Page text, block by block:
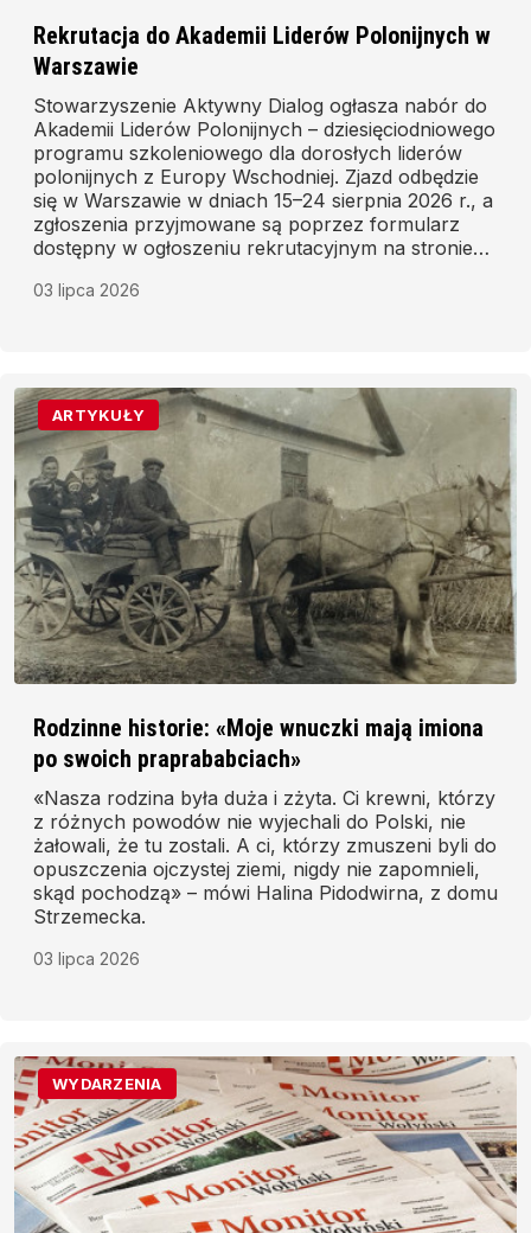
Rekrutacja do Akademii Liderów Polonijnych w
Warszawie
Stowarzyszenie Aktywny Dialog ogłasza nabór do
Akademii Liderów Polonijnych – dziesięciodniowego
programu szkoleniowego dla dorosłych liderów
polonijnych z Europy Wschodniej. Zjazd odbędzie
się w Warszawie w dniach 15–24 sierpnia 2026 r., a
zgłoszenia przyjmowane są poprzez formularz
dostępny w ogłoszeniu rekrutacyjnym na stronie
03 lipca 2026
ARTYKUŁY
Rodzinne historie: «Moje wnuczki mają imiona
po swoich praprababciach»
«Nasza rodzina była duża i zżyta. Ci krewni, którzy
z różnych powodów nie wyjechali do Polski, nie
żałowali, że tu zostali. A ci, którzy zmuszeni byli do
opuszczenia ojczystej ziemi, nigdy nie zapomnieli,
skąd pochodzą» – mówi Halina Pidodwirna, z domu
Strzemecka.
03 lipca 2026
WYDARZENIA